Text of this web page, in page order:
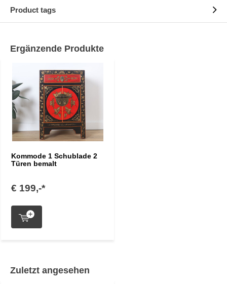
Product tags
Ergänzende Produkte
Kommode 1 Schublade 2
Türen bemalt
€ 199,-*
Zuletzt angesehen